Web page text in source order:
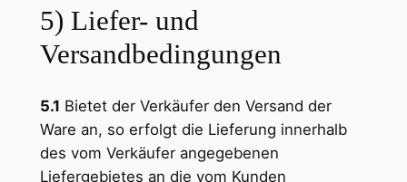
5) Liefer- und
Versandbedingungen
5.1 Bietet der Verkäufer den Versand der
Ware an, so erfolgt die Lieferung innerhalb
des vom Verkäufer angegebenen
Liefergebietes an die vom Kunden